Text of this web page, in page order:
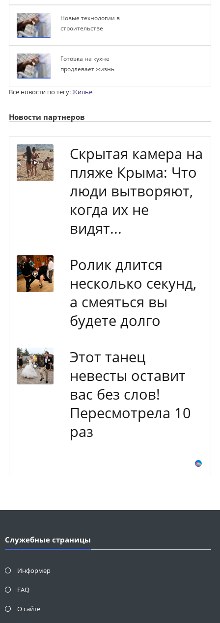
Новые технологии в
строительстве
Готовка на кухне
продлевает жизнь
Все новости по тегу:Жилье
Новости партнеров
Скрытая камера на
пляже Крыма: Что
люди вытворяют,
когда их не
видят...
Ролик длится
несколько секунд,
а смеяться вы
будете долго
Этот танец
невесты оставит
вас без слов!
Пересмотрела 10
раз
Служебные страницы
Информер
FAQ
О сайте